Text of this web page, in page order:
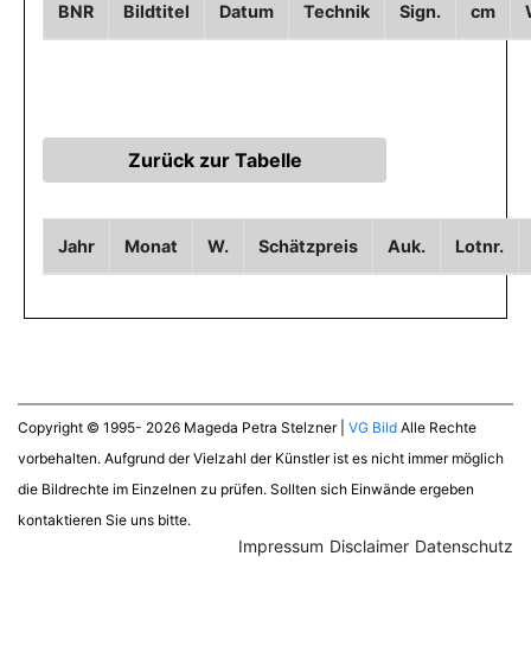
BNR Bildtitel Datum Technik Sign. cm
Jahr Monat W. Schätzpreis Auk. Lotnr.
Copyright © 1995- 2026 Mageda Petra Stelzner | VG Bild Alle Rechte
vorbehalten. Aufgrund der Vielzahl der Künstler ist es nicht immer möglich
die Bildrechte im Einzelnen zu prüfen. Sollten sich Einwände ergeben
kontaktieren Sie uns bitte.
Datenschutz
Disclaimer
Impressum